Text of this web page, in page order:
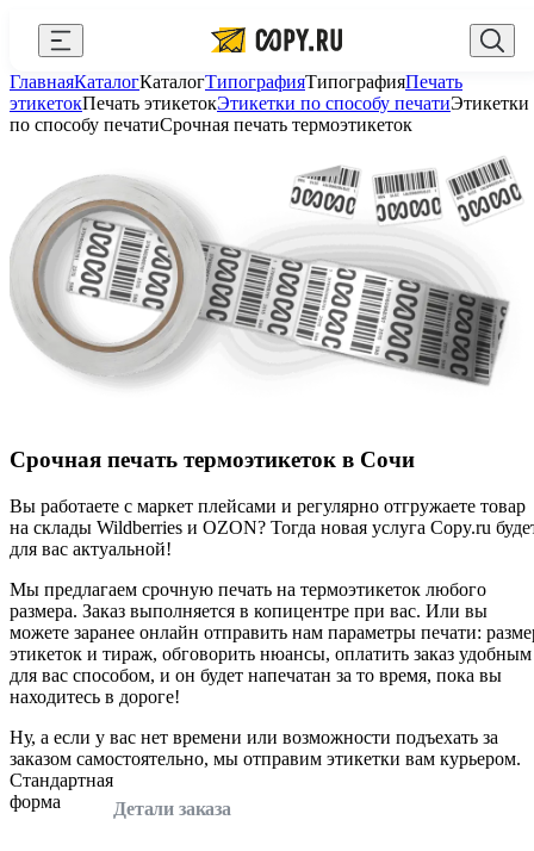
Выберите город Войти
AI Copy.ru
API и интеграции
Сувениры с логотипом
Для бизнеса
Калькулятор
Новости
Блог
Публичная оферта
Клуб привилегий
Вакансии
О компании
Написать директору
Арендодателям
Портфолио
Франшиза
Закрыть
ГлавнаяКаталогКаталогТипографияТипографияПечать
этикетокПечать этикетокЭтикетки по способу печатиЭтикетки
по способу печатиСрочная печать термоэтикеток
Срочная печать термоэтикеток в Сочи
Вы работаете с маркет плейсами и регулярно отгружаете товар
на склады Wildberries и OZON? Тогда новая услуга Copy.ru
для вас актуальной!
Мы предлагаем срочную печать на термоэтикеток любого
размера. Заказ выполняется в копицентре при вас. Или вы
можете заранее онлайн отправить нам параметры печати:
этикеток и тираж, обговорить нюансы, оплатить заказ удобным
для вас способом, и он будет напечатан за то время, пока вы
находитесь в дороге!
Ну, а если у вас нет времени или возможности подъехать за
заказом самостоятельно, мы отправим этикетки вам курьером.
Стандартная
форма
Детали заказа